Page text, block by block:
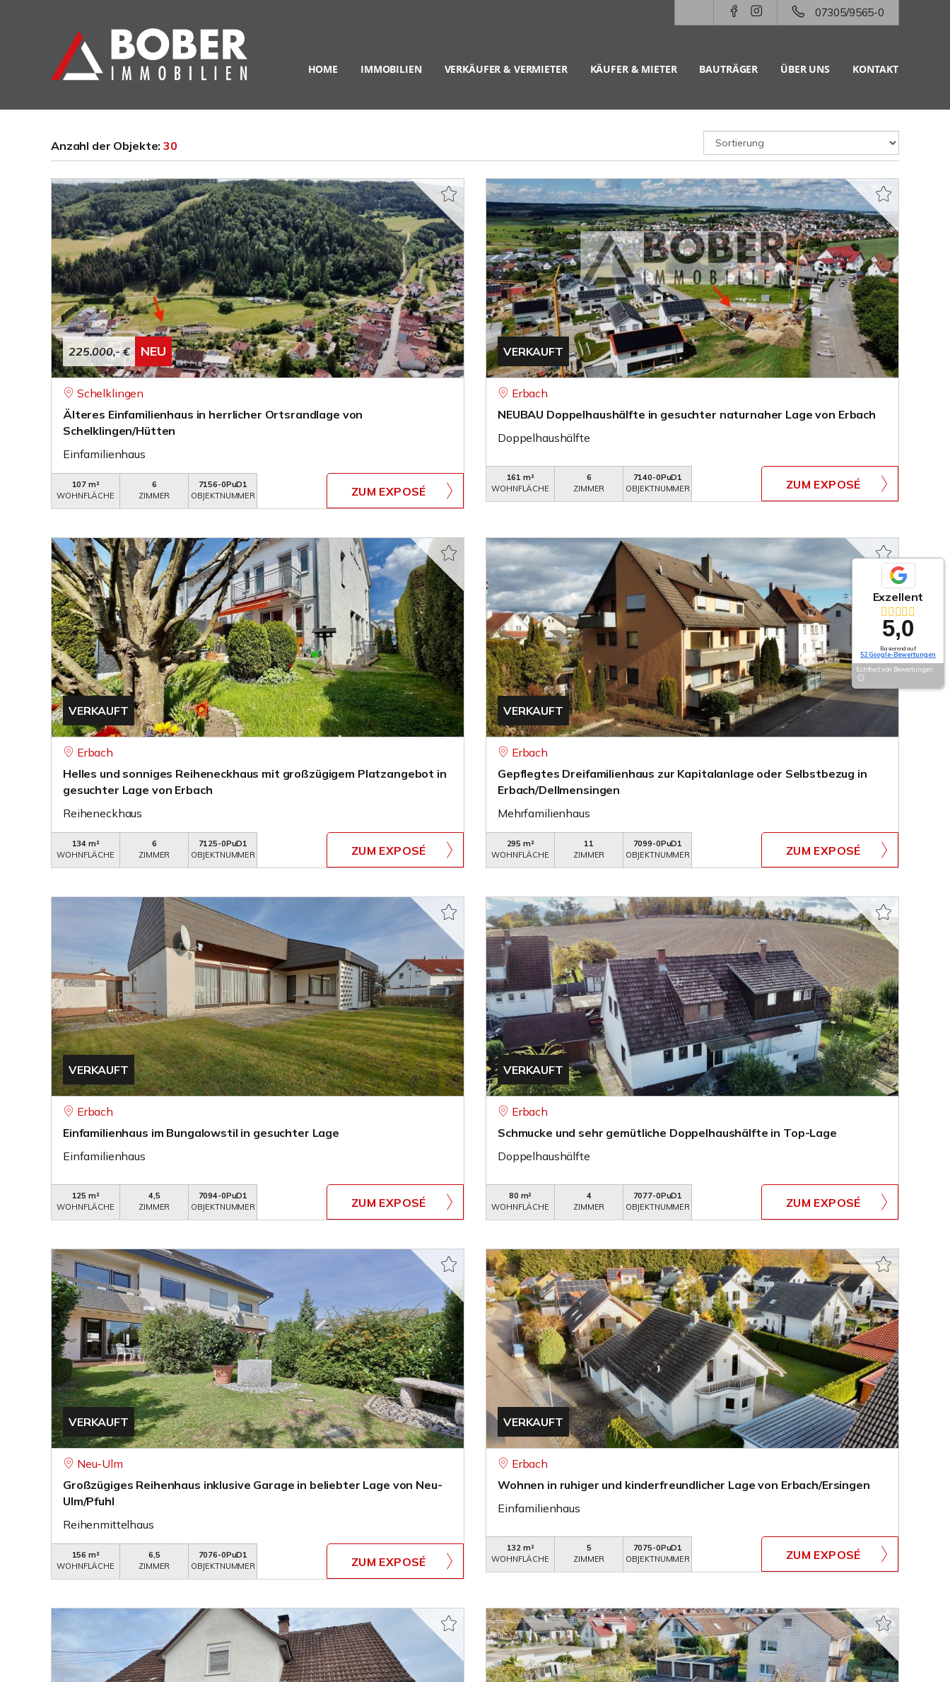
07305/9565-0
HOME IMMOBILIEN VERKÄUFER & VERMIETER KÄUFER & MIETER BAUTRÄGER ÜBER UNS KONTAKT
Anzahl der Objekte:30
225.000,- € NEU
Schelklingen
Älteres Einfamilienhaus in herrlicher Ortsrandlage von
Schelklingen/Hütten
Einfamilienhaus
107 m²
WOHNFLÄCHE
6
ZIMMER
7156-0PuD1
OBJEKTNUMMER
ZUM EXPOSÉ
VERKAUFT
Erbach
NEUBAU Doppelhaushälfte in gesuchter naturnaher Lage von Erbach
Doppelhaushälfte
161 m²
WOHNFLÄCHE
6
ZIMMER
7140-0PuD1
OBJEKTNUMMER
ZUM EXPOSÉ
VERKAUFT
Erbach
Helles und sonniges Reiheneckhaus mit großzügigem Platzangebot in
gesuchter Lage von Erbach
Reiheneckhaus
134 m²
WOHNFLÄCHE
6
ZIMMER
7125-0PuD1
OBJEKTNUMMER
ZUM EXPOSÉ
VERKAUFT
Erbach
Gepflegtes Dreifamilienhaus zur Kapitalanlage oder Selbstbezug in
Erbach/Dellmensingen
Mehrfamilienhaus
295 m²
WOHNFLÄCHE
11
ZIMMER
7099-0PuD1
OBJEKTNUMMER
ZUM EXPOSÉ
VERKAUFT
Erbach
Einfamilienhaus im Bungalowstil in gesuchter Lage
Einfamilienhaus
125 m²
WOHNFLÄCHE
4,5
ZIMMER
7094-0PuD1
OBJEKTNUMMER
ZUM EXPOSÉ
VERKAUFT
Erbach
Schmucke und sehr gemütliche Doppelhaushälfte in Top-Lage
Doppelhaushälfte
80 m²
WOHNFLÄCHE
4
ZIMMER
7077-0PuD1
OBJEKTNUMMER
ZUM EXPOSÉ
VERKAUFT
Neu-Ulm
Großzügiges Reihenhaus inklusive Garage in beliebter Lage von Neu-
Ulm/Pfuhl
Reihenmittelhaus
156 m²
WOHNFLÄCHE
6,5
ZIMMER
7076-0PuD1
OBJEKTNUMMER
ZUM EXPOSÉ
VERKAUFT
Erbach
Wohnen in ruhiger und kinderfreundlicher Lage von Erbach/Ersingen
Einfamilienhaus
132 m²
WOHNFLÄCHE
5
ZIMMER
7075-0PuD1
OBJEKTNUMMER
ZUM EXPOSÉ
Exzellent
5,0
Basierend auf
52 Google-Bewertungen
Echtheit von Bewertungen